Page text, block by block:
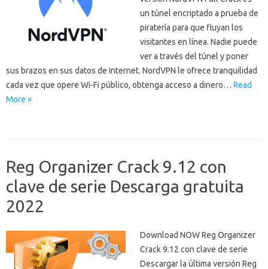
un túnel encriptado a prueba de
piratería para que fluyan los
visitantes en línea. Nadie puede
ver a través del túnel y poner
sus brazos en sus datos de Internet. NordVPN le ofrece tranquilidad
cada vez que opere Wi-Fi público, obtenga acceso a dinero… Read
More »
Reg Organizer Crack 9.12 con
clave de serie Descarga gratuita
2022
Download NOW Reg Organizer
Crack 9.12 con clave de serie
Descargar la última versión Reg